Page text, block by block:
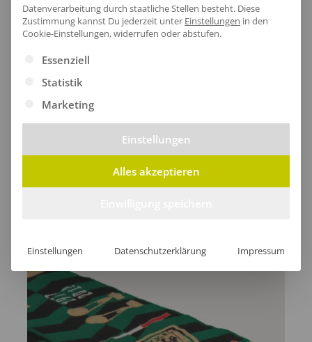
Lieferzeit
Datenverarbeitung durch staatliche Stellen besteht. Diese
Zustimmung kannst Du jederzeit unter Einstellungen in den
Cookie-Einstellungen, widerrufen oder abstufen.
Es folgt eine Liste der Service-Gruppen, für die eine
Essenziell
Statistik
Marketing
Einstellungen
Alles akzeptieren
Einstellungen Datenschutzerklärung Impressum